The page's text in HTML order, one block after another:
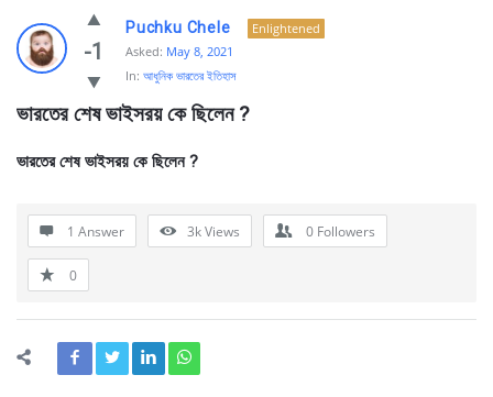
Ask
Questions
BanglaQuiz
Latest
-1
Puchku Chele
Enlightened
Asked: May 8, 2021
In: আধুনিক ভারতের ইতিহাস
ভারতের শেষ ভাইসরয় কে ছিলেন ?
ভারতের শেষ ভাইসরয় কে ছিলেন ?
1 Answer 3kViews 0 Followers
0